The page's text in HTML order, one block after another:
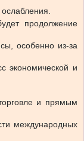
продолжение
особенно из-за
экономической и
и прямым
международных